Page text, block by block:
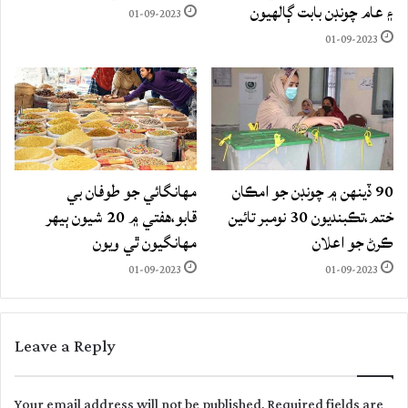
۽ عام چونڊن بابت ڳالهيون
01-09-2023
01-09-2023
90 ڏينهن ۾ چونڊن جو امڪان
ختم،تڪبنديون 30 نومبر تائين
ڪرڻ جو اعلان
01-09-2023
مهانگائي جو طوفان بي
قابو،هفتي ۾ 20 شيون ٻيهر
مهانگيون ٿي ويون
01-09-2023
Leave a Reply